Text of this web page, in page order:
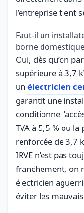
l’entreprise tient
Faut-il un
borne
Oui, dès qu’on
supérieure à 3,7
un électricien
garantit une
conditionne
TVA à 5,5 % ou
renforcée de 3,7
IRVE n’est pas
franchement, on
électricien
éviter les